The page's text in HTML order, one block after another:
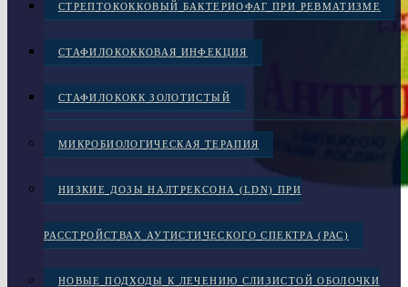
СТРЕПТОКОККОВЫЙ БАКТЕРИОФАГ ПРИ РЕВМАТИЗМЕ
СТАФИЛОКОККОВАЯ ИНФЕКЦИЯ
СТАФИЛОКОКК ЗОЛОТИСТЫЙ
МИКРОБИОЛОГИЧЕСКАЯ ТЕРАПИЯ
НИЗКИЕ ДОЗЫ НАЛТРЕКСОНА (LDN) ПРИ
РАССТРОЙСТВАХ АУТИСТИЧЕСКОГО СПЕКТРА (РАС)
НОВЫЕ ПОДХОДЫ К ЛЕЧЕНИЮ СЛИЗИСТОЙ ОБОЛОЧКИ